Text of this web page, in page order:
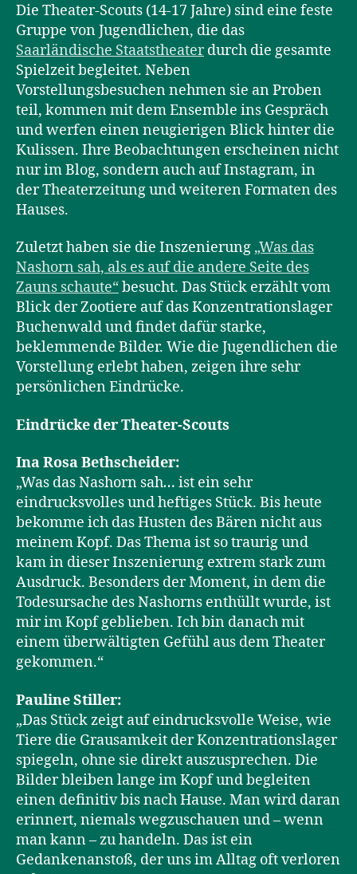
Die Theater-Scouts (14-17 Jahre) sind eine feste
Gruppe von Jugendlichen, die das
Saarländische Staatstheaterdurch die gesamte
Spielzeit begleitet. Neben
Vorstellungsbesuchen nehmen sie an Proben
teil, kommen mit dem Ensemble ins Gespräch
und werfen einen neugierigen Blick hinter die
Kulissen. Ihre Beobachtungen erscheinen nicht
nur im Blog, sondern auch auf Instagram, in
der Theaterzeitung und weiteren Formaten des
Hauses.
Zuletzt haben sie die Inszenierung „Was das
Nashorn sah, als es auf die andere Seite des
Zauns schaute“besucht. Das Stück erzählt vom
Blick der Zootiere auf das Konzentrationslager
Buchenwald und findet dafür starke,
beklemmende Bilder. Wie die Jugendlichen die
Vorstellung erlebt haben, zeigen ihre sehr
persönlichen Eindrücke.
Eindrücke der Theater-Scouts
Ina Rosa Bethscheider:
„Was das Nashorn sah… ist ein sehr
eindrucksvolles und heftiges Stück. Bis heute
bekomme ich das Husten des Bären nicht aus
meinem Kopf. Das Thema ist so traurig und
kam in dieser Inszenierung extrem stark zum
Ausdruck. Besonders der Moment, in dem die
Todesursache des Nashorns enthüllt wurde, ist
mir im Kopf geblieben. Ich bin danach mit
einem überwältigten Gefühl aus dem Theater
gekommen.“
Pauline Stiller:
„Das Stück zeigt auf eindrucksvolle Weise, wie
Tiere die Grausamkeit der Konzentrationslager
spiegeln, ohne sie direkt auszusprechen. Die
Bilder bleiben lange im Kopf und begleiten
einen definitiv bis nach Hause. Man wird daran
erinnert, niemals wegzuschauen und – wenn
man kann – zu handeln. Das ist ein
Gedankenanstoß, der uns im Alltag oft verloren